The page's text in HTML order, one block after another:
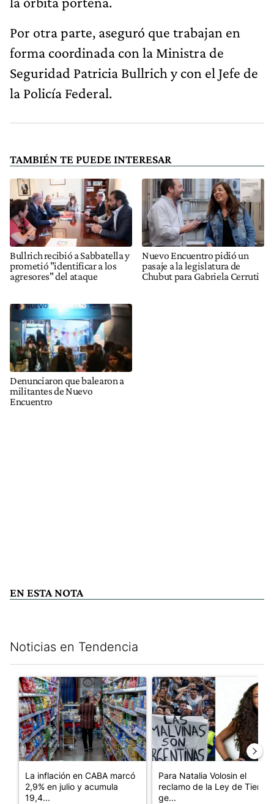
Por otra parte, aseguró que trabajan en
forma coordinada con la Ministra de
Seguridad Patricia Bullrich y con el Jefe de
la Policía Federal.
TAMBIÉN TE PUEDE INTERESAR
Bullrich recibió a Sabbatella y
prometió "identificar a los
agresores" del ataque
Nuevo Encuentro pidió un
pasaje a la legislatura de
Chubut para Gabriela Cerruti
Denunciaron que balearon a
militantes de Nuevo
Encuentro
EN ESTA NOTA
Noticias en Tendencia
Un artículo de tendencia con el título "La inflación en CABA
La inflación en CABA marcó
2,9% en julio y acumula
19,4...
Un artículo de tendencia con
Para Natalia Volosin el
reclamo de la Ley de Tierras
ge...